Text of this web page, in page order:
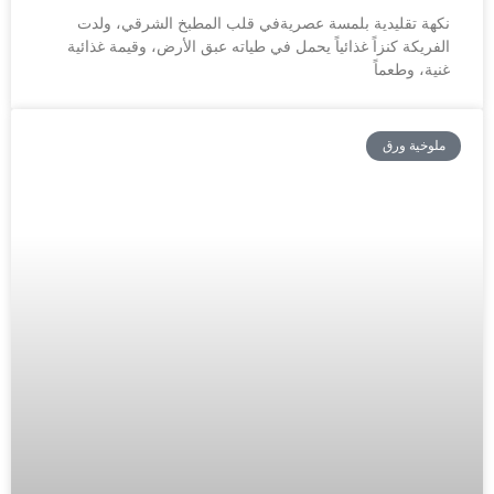
نكهة تقليدية بلمسة عصريةفي قلب المطبخ الشرقي، ولدت
الفريكة كنزاً غذائياً يحمل في طياته عبق الأرض، وقيمة غذائية
غنية، وطعماً
ملوخية ورق